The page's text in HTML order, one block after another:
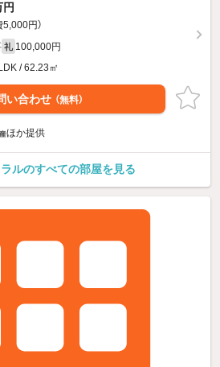
円
5,000円）
礼 100,000円
/ 62.23㎡
い合わせ （無料）
ほか提供
ルのすべての部屋を見る